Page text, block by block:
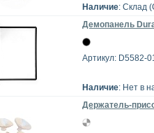
Наличие: Склад
Демопанель
Артикул: D5582-
Наличие: Нет в
Держатель-